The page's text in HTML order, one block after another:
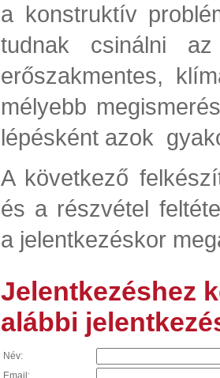
a konstruktív
tudnak csinálni
erőszakmentes,
mélyebb
lépésként azok
A következő
és a részvétel
a jelentkezéskor
Jelentkezéshez
alábbi
Név:
Email: